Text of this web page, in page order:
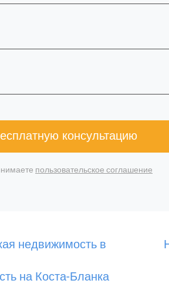
консультацию
пользовательское соглашение
недвижимость в
на Коста-Бланка